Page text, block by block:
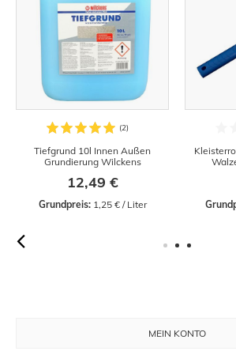
Tiefgrund 10l Innen Außen
Grundierung Wilckens
12,49 €
Grundpreis: 1,25 € / Liter
MEIN KONTO